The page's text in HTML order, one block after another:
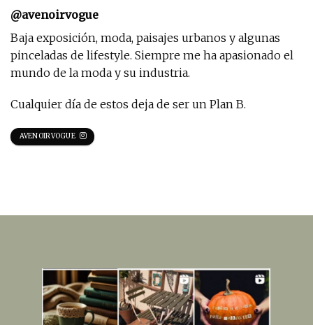
@avenoirvogue
Baja exposición, moda, paisajes urbanos y algunas
pinceladas de lifestyle. Siempre me ha apasionado el
mundo de la moda y su industria.
Cualquier día de estos deja de ser un Plan B.
AVENOIRVOGUE